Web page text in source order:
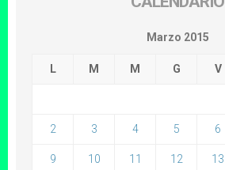
Marzo 2015
L M M G V
2 3 4 5 6
9 10 11 12 13